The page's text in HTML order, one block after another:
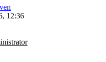
12:36